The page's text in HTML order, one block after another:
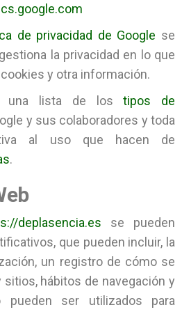
de privacidad de Google se
la privacidad en lo que
y otra información.
una lista de lostipos de
y sus colaboradores y toda
al uso que hacen de
.
deplasencia.es se pueden
que pueden incluir, la
un registro de cómo se
hábitos de navegación y
ser utilizados para